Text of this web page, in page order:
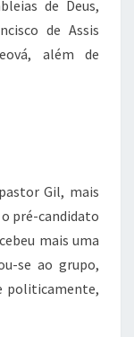
de Deus,
de Assis
além de
Gil, mais
pré-candidato
mais uma
se ao grupo,
politicamente,